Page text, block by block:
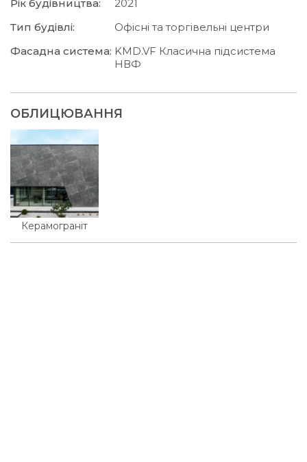
Рік будівництва:
2021
Тип будівлі:
Офісні та торгівельні центри
Фасадна система: KMD.VF Класична підсистема
НВФ
ОБЛИЦЮВАННЯ
Керамограніт